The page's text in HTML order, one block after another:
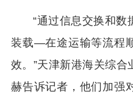
“通过信息交换和数
装载—在途运输等流程
效。”天津新港海关综
赫告诉记者，他们加强